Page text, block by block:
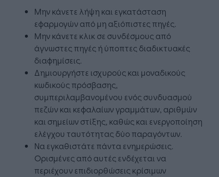
Μην κάνετε λήψη και εγκατάσταση
εφαρμογών από μη αξιόπιστες πηγές.
Μην κάνετε κλικ σε συνδέσμους από
άγνωστες πηγές ή ύποπτες διαδικτυακές
διαφημίσεις.
Δημιουργήστε ισχυρούς και μοναδικούς
κωδικούς πρόσβασης,
συμπεριλαμβανομένου ενός συνδυασμού
πεζών και κεφαλαίων γραμμάτων, αριθμών
και σημείων στίξης, καθώς και ενεργοποίηση
ελέγχου ταυτότητας δύο παραγόντων.
Να εγκαθιστάτε πάντα ενημερώσεις.
Ορισμένες από αυτές ενδέχεται να
περιέχουν επιδιορθώσεις κρίσιμων